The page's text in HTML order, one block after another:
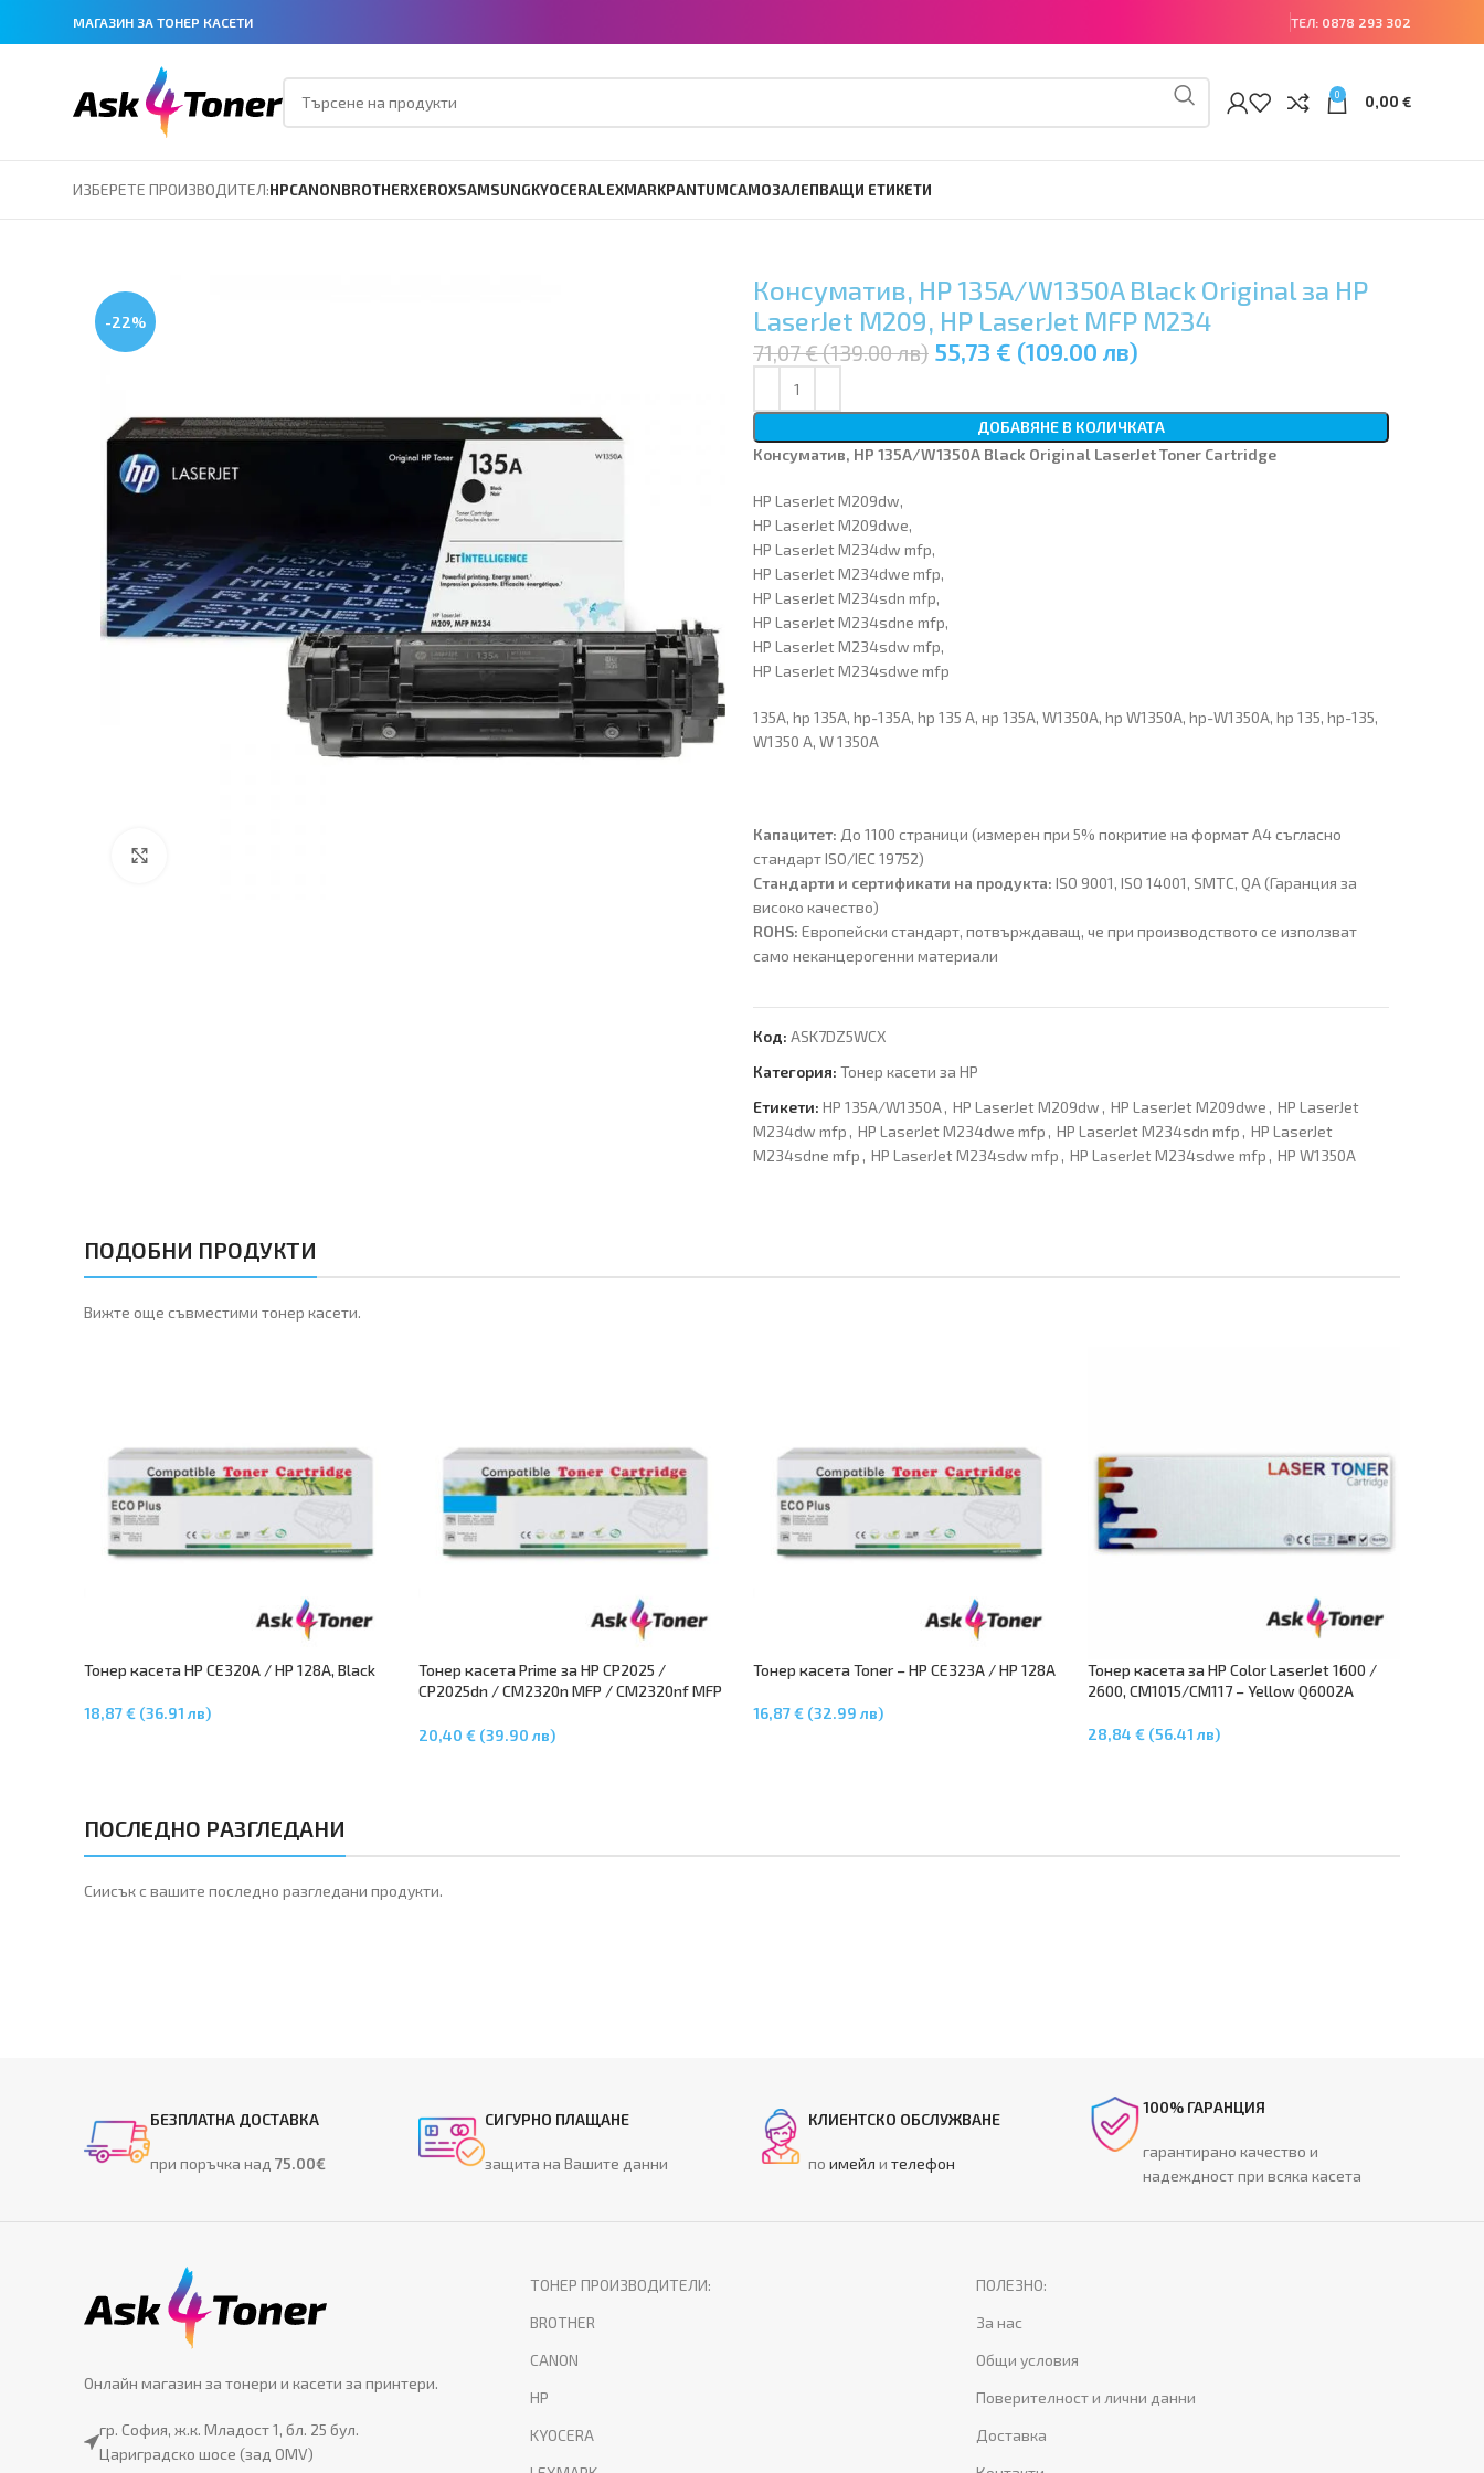
МАГАЗИН ЗА ТОНЕР КАСЕТИ ТЕЛ: 0878 293 302
0 0,00 €
ИЗБЕРЕТЕ ПРОИЗВОДИТЕЛ:HPCANONBROTHERXEROXSAMSUNGKYOCERALEXMARKPANTUMСАМОЗАЛЕПВАЩИ ЕТИКЕТИ
-22%
Консуматив, HP 135A/W1350A Black Original за HP
LaserJet M209, HP LaserJet MFP M234
71,07 € (139.00 лв) 55,73 € (109.00 лв)
ДОБАВЯНЕ В КОЛИЧКАТА
Консуматив, HP 135A/W1350A Black Original LaserJet Toner Cartridge
HP LaserJet M209dw,
HP LaserJet M209dwe,
HP LaserJet M234dw mfp,
HP LaserJet M234dwe mfp,
HP LaserJet M234sdn mfp,
HP LaserJet M234sdne mfp,
HP LaserJet M234sdw mfp,
HP LaserJet M234sdwe mfp
135A, hp 135A, hp-135A, hp 135 A, нр 135А, W1350A, hp W1350A, hp-W1350A, hp 135, hp-135,
W1350 A, W 1350A
Капацитет: До 1100 страници (измерен при 5% покритие на формат A4 съгласно
стандарт ISO/IEC 19752)
Стандарти и сертификати на продукта: ISO 9001, ISO 14001, SMTC, QA (Гаранция за
високо качество)
ROHS: Европейски стандарт, потвърждаващ, че при производството се използват
само неканцерогенни материали
Код: ASK7DZ5WCX
Категория: Тонер касети за HP
Етикети: HP 135A/W1350A, HP LaserJet M209dw , HP LaserJet M209dwe , HP LaserJet
M234dw mfp , HP LaserJet M234dwe mfp , HP LaserJet M234sdn mfp , HP LaserJet
M234sdne mfp , HP LaserJet M234sdw mfp , HP LaserJet M234sdwe mfp , HP W1350A
ПОДОБНИ ПРОДУКТИ
Вижте още съвместими тонер касети.
Тонер касета HP CE320A / HP 128A, Black
18,87 € (36.91 лв)
Тонер касета Prime за HP CP2025 /
CP2025dn / CM2320n MFP / CM2320nf MFP
20,40 € (39.90 лв)
Тонер касета Toner – HP CE323A / HP 128A
16,87 € (32.99 лв)
Тонер касета за HP Color LaserJet 1600 /
2600, CM1015/CM117 – Yellow Q6002A
28,84 € (56.41 лв)
ПОСЛЕДНО РАЗГЛЕДАНИ
Сиисък с вашите последно разгледани продукти.
БЕЗПЛАТНА ДОСТАВКА
при поръчка над 75.00€
СИГУРНО ПЛАЩАНЕ
защита на Вашите данни
КЛИЕНТСКО ОБСЛУЖВАНЕ
по имейл и телефон
100% ГАРАНЦИЯ
гарантирано качество и
надеждност при всяка касета
Онлайн магазин за тонери и касети за принтери.
гр. София, ж.к. Младост 1, бл. 25 бул.
Цариградско шосе (зад OMV)
ТОНЕР ПРОИЗВОДИТЕЛИ:
BROTHER
CANON
HP
KYOCERA
ПОЛЕЗНО:
За нас
Общи условия
Поверителност и лични данни
Доставка